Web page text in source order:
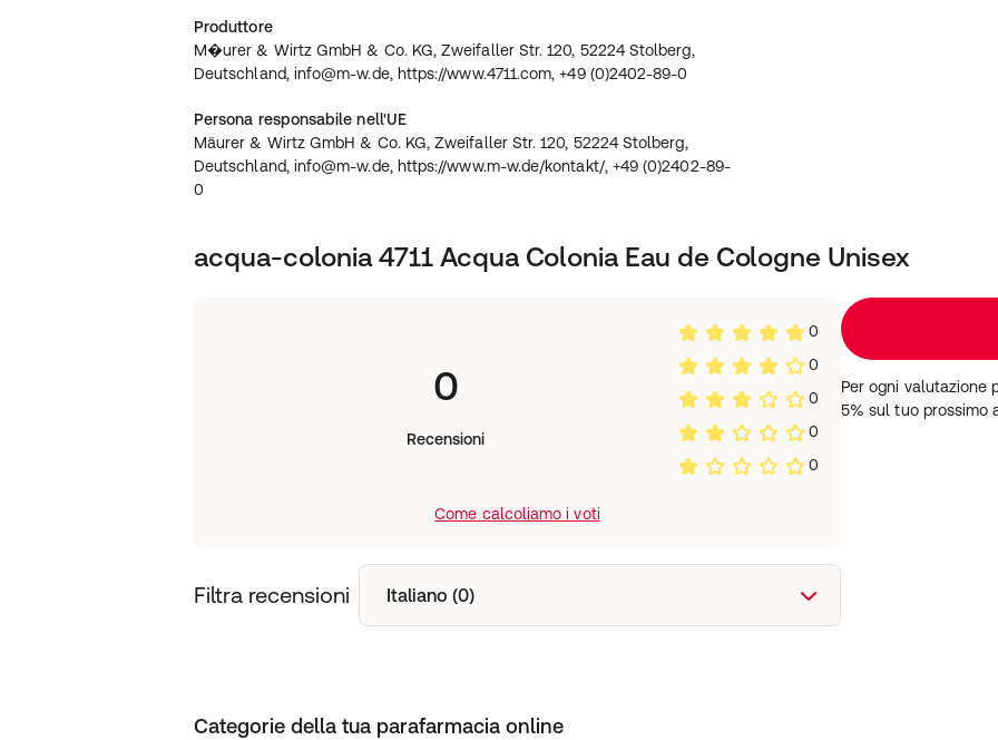
M�urer & Wirtz GmbH & Co. KG, Zweifaller Str. 120, 52224
Stolberg, Deutschland, info@m-w.de, https://www.4711.com, +49
(0)2402-89-0
Produttore
M�urer & Wirtz GmbH & Co. KG, Zweifaller Str. 120, 52224 Stolberg,
Deutschland, info@m-w.de, https://www.4711.com, +49 (0)2402-89-0
Persona responsabile nell'UE
Mäurer & Wirtz GmbH & Co. KG, Zweifaller Str. 120, 52224 Stolberg,
Deutschland, info@m-w.de, https://www.m-w.de/kontakt/, +49 (0)2402-89-
0
acqua-colonia 4711 Acqua Colonia Eau de Cologne Unisex
0
Recensioni
0
0
0
0
0
Come calcoliamo i voti
Filtra recensioni Italiano (0)
Per ogni valutazione
5% sul tuo prossimo
Categorie della tua parafarmacia online